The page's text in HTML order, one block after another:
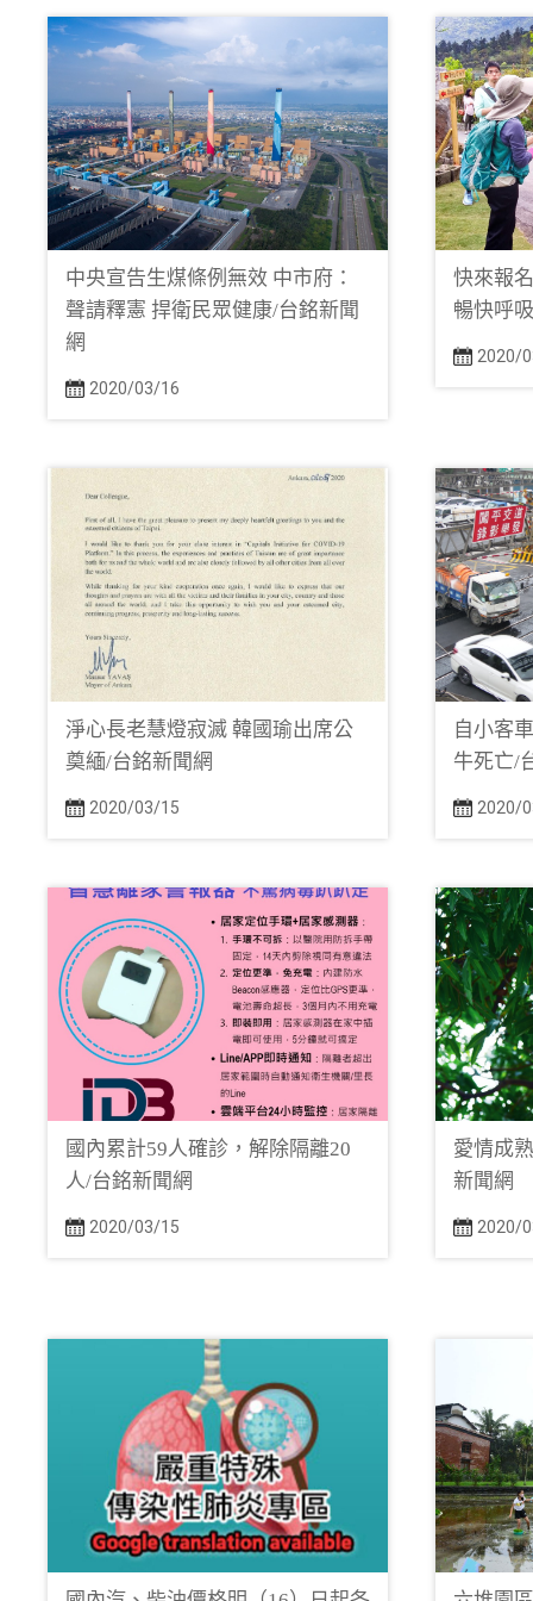
中央宣告生煤條例無效 中市府：
聲請釋憲 捍衛民眾健康/台銘新聞
網
2020/03/16
快來報
暢快呼
2020/
淨心長老慧燈寂滅 韓國瑜出席公
奠緬/台銘新聞網
2020/03/15
自小客
牛死亡/
2020/
國內累計59人確診，解除隔離20
人/台銘新聞網
2020/03/15
愛情成
新聞網
2020/